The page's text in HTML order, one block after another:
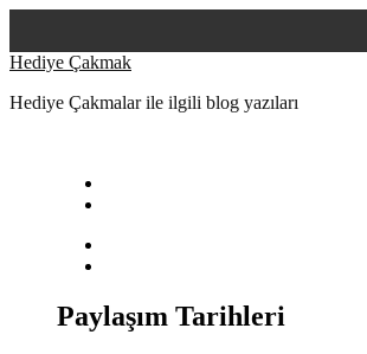
Skip
content
Hediye Çakmak
Hediye Çakmalar ile ilgili blog yazıları
Paylaşım Tarihleri